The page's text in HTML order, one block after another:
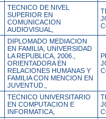
TECNICO DE NIVEL
SUPERIOR EN
COMUNICACION
AUDIOVISUAL,
DIPLOMADO MEDIACION
EN FAMILIA, UNIVERSIDAD
LA REPUBLICA, 2006.,
ORIENTADORA EN
RELACIONES HUMANAS Y
FAMILIA CON MENCION EN
JUVENTUD.,
TECNICO UNIVERSITARIO
EN COMPUTACION E
INFORMATICA,